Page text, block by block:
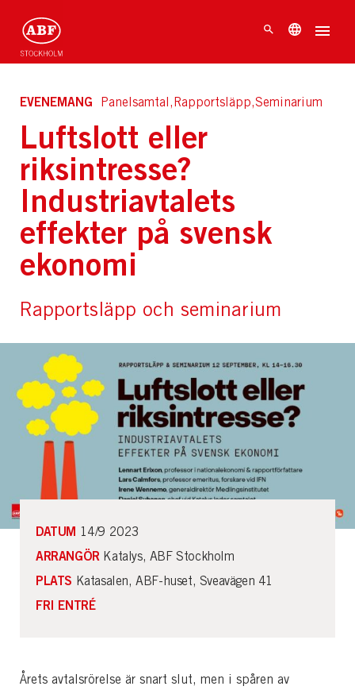
EVENEMANG Panelsamtal,Rapportsläpp,Seminarium
Luftslott eller
riksintresse?
Industriavtalets
effekter på svensk
ekonomi
Rapportsläpp och seminarium
Årets avtalsrörelse är snart slut, men i spåren av
DATUM 14/9 2023
ARRANGÖR Katalys, ABF Stockholm
PLATS Katasalen, ABF-huset, Sveavägen 41
FRI ENTRÉ